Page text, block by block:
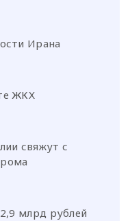
Ирана
ЖКХ
свяжут с
млрд рублей